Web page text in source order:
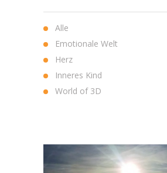
Alle
Emotionale Welt
Herz
Inneres Kind
World of 3D